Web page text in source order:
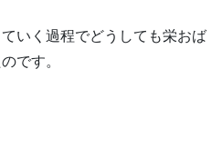
いく過程でどうしても栄おば
です。